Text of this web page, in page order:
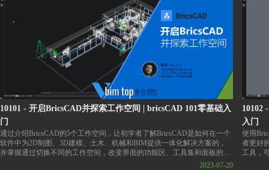
10101 - 开启BricsCAD并探索工作空间 | bricsCAD 101零基础入
门
通过介绍BricsCAD的5个工作空间，让初学者了解BricsCAD是如何在一个
软件中为2D制图、3D建模、土木、机械和BIM提供一体化解决方案的，
并掌握通过切换不同的工作空间，改变界面的功能区、工具集和面板的方
法，同时熟悉BricsCAD的界面布局。虽然启动界面上显示了5个看似独立
2023-07-20
10102
入门
使用
者更好
工具，